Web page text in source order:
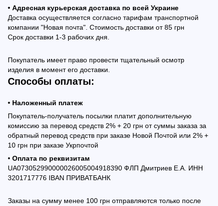
• Адресная курьерская доставка по всей Украине
Доставка осуществляется согласно тарифам транспортной
компании "Новая почта". Стоимость доставки от 85 грн
Срок доставки 1-3 рабочих дня.
Покупатель имеет право провести тщательный осмотр
изделия в момент его доставки.
Способы оплаты:
• Наложенный платеж
Покупатель-получатель посылки платит дополнительную
комиссию за перевод средств 2% + 20 грн от суммы заказа за
обратный перевод средств при заказе Новой Почтой или 2% +
10 грн при заказе Укрпочтой
• Оплата по реквизитам
UA073052990000026005004918390 ФЛП Дмитриев Е.А. ИНН
3201717776 IBAN ПРИВАТБАНК
Заказы на сумму менее 100 грн отправляются только после